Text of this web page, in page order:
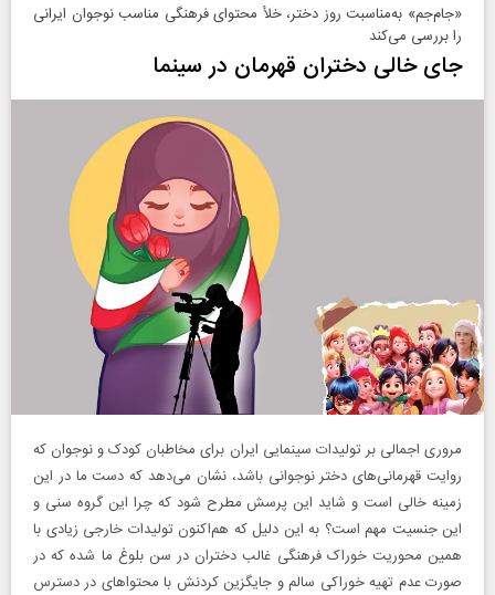
«جام‌جم» به‌مناسبت روز دختر، خلأ محتوای فرهنگی مناسب نوجوان ایرانی
را بررسی می‌کند
جای خالی دختران قهرمان در سینما
مروری اجمالی بر تولیدات سینمایی ایران برای مخاطبان کودک و نوجوان که
روایت قهرمانی‌های دختر نوجوانی باشد، نشان می‌دهد که دست ما در این
زمینه خالی است و شاید این پرسش مطرح شود که چرا این گروه سنی و
این جنسیت مهم است؟ به این دلیل که هم‌اکنون تولیدات خارجی زیادی با
همین محوریت خوراک فرهنگی غالب دختران در سن بلوغ ما شده که در
صورت عدم تهیه خوراکی سالم و جایگزین کردنش با محتواهای در دسترس